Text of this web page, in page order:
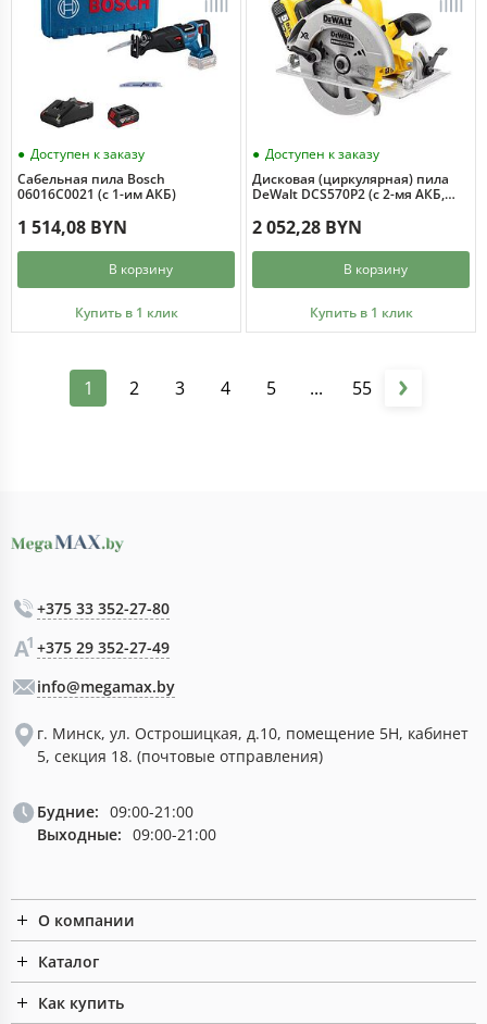
Доступен к заказу
Сабельная пила Bosch
06016C0021 (с 1-им АКБ)
1 514,08 BYN
В корзину
Купить в 1 клик
Доступен к заказу
Дисковая (циркулярная) пила
DeWalt DCS570P2 (с 2-мя АКБ,
2 052,28 BYN
В корзину
Купить в 1 клик
1 2 3 4 5 ... 55
+375 33 352-27-80
+375 29 352-27-49
info@megamax.by
г. Минск, ул. Острошицкая, д.10, помещение 5Н, кабинет
5, секция 18. (почтовые отправления)
Будние: 09:00-21:00
Выходные: 09:00-21:00
О компании
Каталог
Как купить